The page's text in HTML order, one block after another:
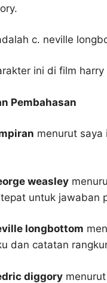
c. neville
ini di film
Pembahasan
menurut saya
weasley
untuk jawaban
longbottom
dan catatan
diggory